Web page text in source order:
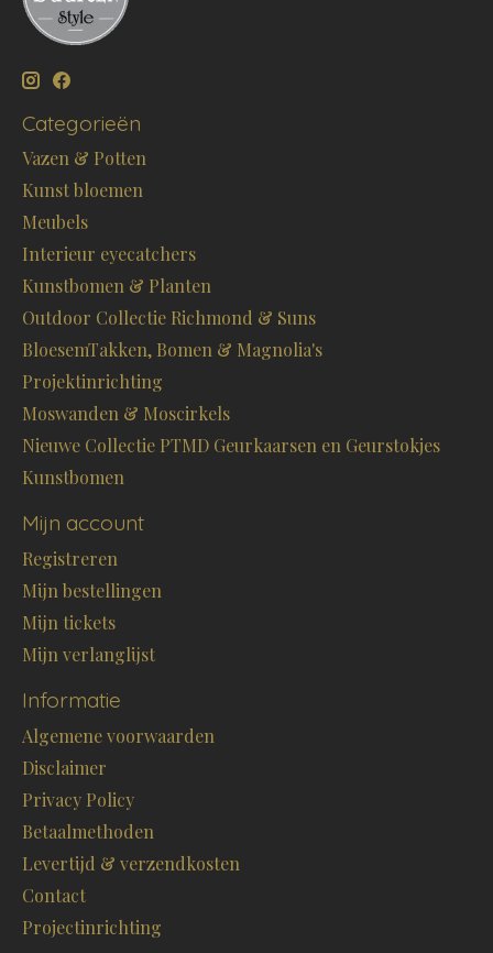
Categorieën
Vazen & Potten
Kunst bloemen
Meubels
Interieur eyecatchers
Kunstbomen & Planten
Outdoor Collectie Richmond & Suns
BloesemTakken, Bomen & Magnolia's
Projektinrichting
Moswanden & Moscirkels
Nieuwe Collectie PTMD Geurkaarsen en Geurstokjes
Kunstbomen
Mijn account
Registreren
Mijn bestellingen
Mijn tickets
Mijn verlanglijst
Informatie
Algemene voorwaarden
Disclaimer
Privacy Policy
Betaalmethoden
Levertijd & verzendkosten
Contact
Projectinrichting